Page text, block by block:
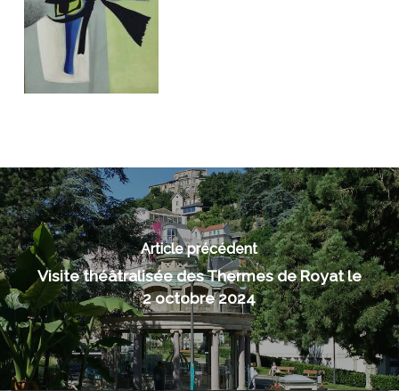
Article précédent
Visite théâtralisée des Thermes de Royat le
2 octobre 2024